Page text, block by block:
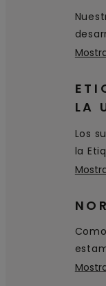
fácil
LA
Los
la
y
de
de